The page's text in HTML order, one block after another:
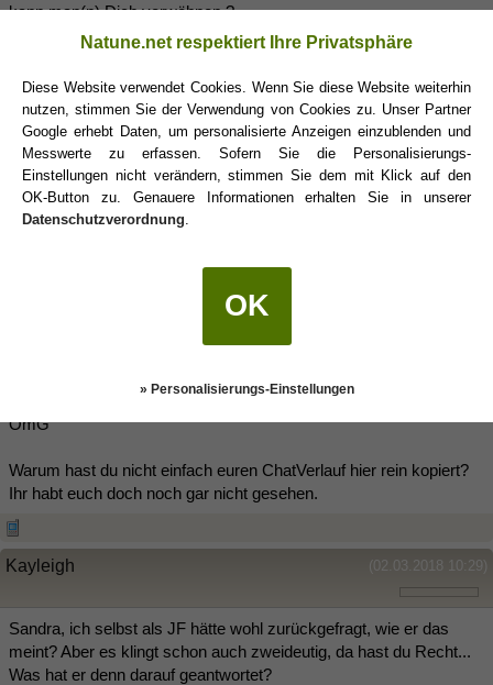
kann man(n) Dich verwöhnen ?
Ich wusste in dem moment absolut garnicht was ich daraufhin
schreiben soll. Ich schrieb dann zurück das es Situations
abhängig sei.
Ich frage mich ihr Lieben was soll diese Frage worauf will er
hinaus ? Sowas könnte man ja zweideutig sehen ?
Ich könnte soviel schreiben aber das soll es jetzt erst mal fürs
OmG
Warum hast du nicht einfach euren ChatVerlauf hier rein kopiert?
Ihr habt euch doch noch gar nicht gesehen.
(02.03.2018 10:29)
Kayleigh
Sandra, ich selbst als JF hätte wohl zurückgefragt, wie er das
meint? Aber es klingt schon auch zweideutig, da hast du Recht...
Was hat er denn darauf geantwortet?
Natune.net respektiert Ihre Privatsphäre
Diese Website verwendet Cookies. Wenn Sie diese Website weiterhin
nutzen, stimmen Sie der Verwendung von Cookies zu. Unser Partner
Google erhebt Daten, um personalisierte Anzeigen einzublenden und
Messwerte zu erfassen. Sofern Sie die Personalisierungs-
Einstellungen nicht verändern, stimmen Sie dem mit Klick auf den
OK-Button zu. Genauere Informationen erhalten Sie in unserer
Datenschutzverordnung
OK
» Personalisierungs-Einstellungen